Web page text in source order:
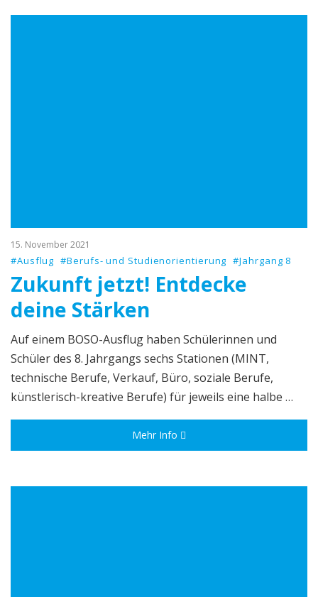
15. November 2021
#Ausflug #Berufs- und Studienorientierung #Jahrgang 8
Zukunft jetzt! Entdecke
deine Stärken
Auf einem BOSO-Ausflug haben Schülerinnen und
Schüler des 8. Jahrgangs sechs Stationen (MINT,
technische Berufe, Verkauf, Büro, soziale Berufe,
künstlerisch-kreative Berufe) für jeweils eine halbe …
Mehr Info